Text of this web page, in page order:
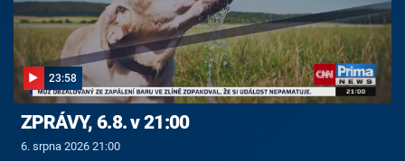
23:58
ZPRÁVY, 6.8. v 21:00
6. srpna 2026 21:00